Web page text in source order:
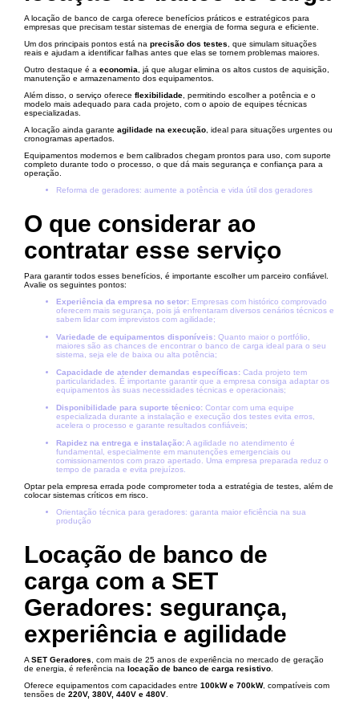
A locação de banco de carga oferece benefícios práticos e estratégicos para
empresas que precisam testar sistemas de energia de forma segura e eficiente.
Um dos principais pontos está na precisão dos testes , que simulam situações
reais e ajudam a identificar falhas antes que elas se tornem problemas maiores.
Outro destaque é a economia , já que alugar elimina os altos custos de aquisição,
manutenção e armazenamento dos equipamentos.
Além disso, o serviço oferece flexibilidade , permitindo escolher a potência e o
modelo mais adequado para cada projeto, com o apoio de equipes técnicas
especializadas.
A locação ainda garante agilidade na execução , ideal para situações urgentes ou
cronogramas apertados.
Equipamentos modernos e bem calibrados chegam prontos para uso, com suporte
completo durante todo o processo, o que dá mais segurança e confiança para a
operação.
Reforma de geradores: aumente a potência e vida útil dos geradores
O que considerar ao
contratar esse serviço
Para garantir todos esses benefícios, é importante escolher um parceiro confiável.
Avalie os seguintes pontos:
Experiência da empresa no setor: Empresas com histórico comprovado
oferecem mais segurança, pois já enfrentaram diversos cenários técnicos e
sabem lidar com imprevistos com agilidade;
Variedade de equipamentos disponíveis: Quanto maior o portfólio,
maiores são as chances de encontrar o banco de carga ideal para o seu
sistema, seja ele de baixa ou alta potência;
Capacidade de atender demandas específicas: Cada projeto tem
particularidades. É importante garantir que a empresa consiga adaptar os
equipamentos às suas necessidades técnicas e operacionais;
Disponibilidade para suporte técnico: Contar com uma equipe
especializada durante a instalação e execução dos testes evita erros,
acelera o processo e garante resultados confiáveis;
Rapidez na entrega e instalação:A agilidade no atendimento é
fundamental, especialmente em manutenções emergenciais ou
comissionamentos com prazo apertado. Uma empresa preparada reduz o
tempo de parada e evita prejuízos.
Optar pela empresa errada pode comprometer toda a estratégia de testes, além de
colocar sistemas críticos em risco.
Orientação técnica para geradores: garanta maior eficiência na sua
produção
Locação de banco de
carga com a SET
Geradores: segurança,
experiência e agilidade
A SET Geradores , com mais de 25 anos de experiência no mercado de geração
de energia, é referência na locação de banco de carga resistivo
Oferece equipamentos com capacidades entre 100kW e 700kW, compatíveis com
tensões de 220V, 380V, 440V e 480V